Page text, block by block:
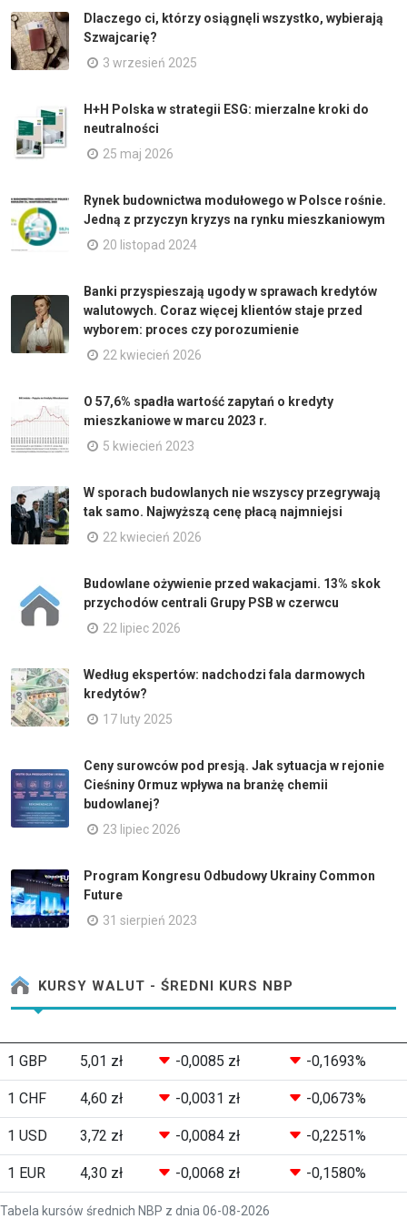
Dlaczego ci, którzy osiągnęli wszystko, wybierają
Szwajcarię?
3 wrzesień 2025
H+H Polska w strategii ESG: mierzalne kroki do
neutralności
25 maj 2026
Rynek budownictwa modułowego w Polsce rośnie.
Jedną z przyczyn kryzys na rynku mieszkaniowym
20 listopad 2024
Banki przyspieszają ugody w sprawach kredytów
walutowych. Coraz więcej klientów staje przed
wyborem: proces czy porozumienie
22 kwiecień 2026
O 57,6% spadła wartość zapytań o kredyty
mieszkaniowe w marcu 2023 r.
5 kwiecień 2023
W sporach budowlanych nie wszyscy przegrywają
tak samo. Najwyższą cenę płacą najmniejsi
22 kwiecień 2026
Budowlane ożywienie przed wakacjami. 13% skok
przychodów centrali Grupy PSB w czerwcu
22 lipiec 2026
Według ekspertów: nadchodzi fala darmowych
kredytów?
17 luty 2025
Ceny surowców pod presją. Jak sytuacja w rejonie
Cieśniny Ormuz wpływa na branżę chemii
budowlanej?
23 lipiec 2026
Program Kongresu Odbudowy Ukrainy Common
Future
31 sierpień 2023
KURSY WALUT - ŚREDNI KURS NBP
Tabela kursów średnich NBP z dnia 06-08-2026
1 GBP 5,01 zł -0,0085 zł -0,1693%
1 CHF 4,60 zł -0,0031 zł -0,0673%
1 USD 3,72 zł -0,0084 zł -0,2251%
1 EUR 4,30 zł -0,0068 zł -0,1580%